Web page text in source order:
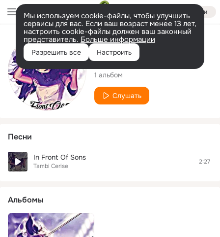
Войти
Мы используем cookie-файлы, чтобы улучшить
сервисы для вас. Если ваш возраст менее 13 лет,
настроить cookie-файлы должен ваш законный
представитель. Больше информации
Разрешить все Настроить
Исполнитель
Tambi Cerise
1 альбом
Слушать
Песни
In Front Of Sons
Tambi Cerise
2:27
Альбомы